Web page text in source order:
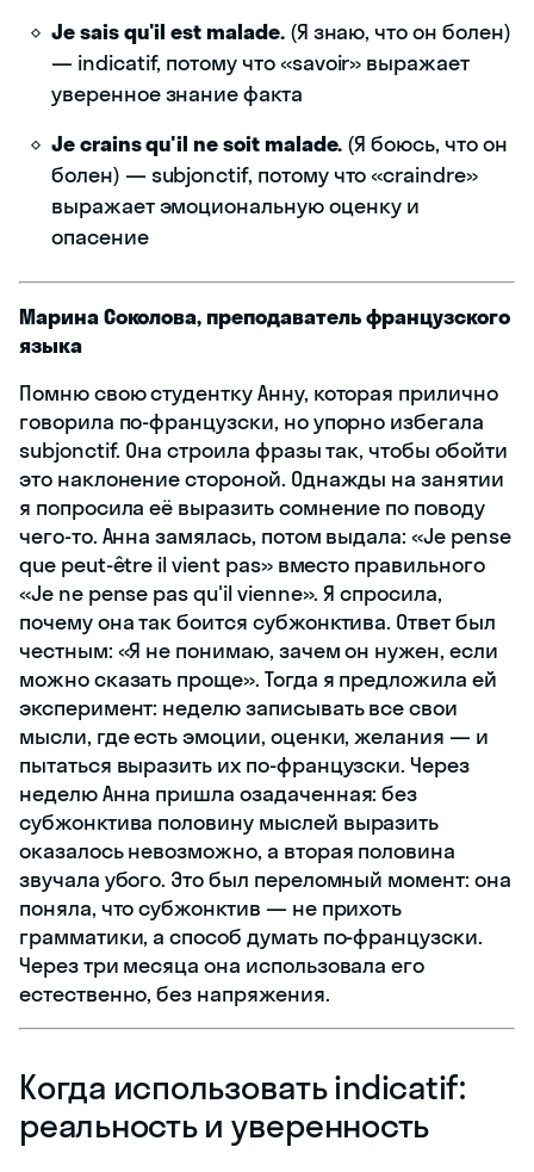
Je sais qu'il est malade.(Я знаю, что он болен)
— indicatif, потому что «savoir» выражает
уверенное знание факта
Je crains qu'il ne soit malade. (Я боюсь, что он
болен) — subjonctif, потому что «craindre»
выражает эмоциональную оценку и
опасение
Марина Соколова, преподаватель французского
языка
Помню свою студентку Анну, которая прилично
говорила по-французски, но упорно избегала
subjonctif. Она строила фразы так, чтобы обойти
это наклонение стороной. Однажды на занятии
я попросила её выразить сомнение по поводу
чего-то. Анна замялась, потом выдала: «Je pense
que peut-être il vient pas» вместо правильного
«Je ne pense pas qu'il vienne». Я спросила,
почему она так боится субжонктива. Ответ был
честным: «Я не понимаю, зачем он нужен, если
можно сказать проще». Тогда я предложила ей
эксперимент: неделю записывать все свои
мысли, где есть эмоции, оценки, желания — и
пытаться выразить их по-французски. Через
неделю Анна пришла озадаченная: без
субжонктива половину мыслей выразить
оказалось невозможно, а вторая половина
звучала убого. Это был переломный момент: она
поняла, что субжонктив — не прихоть
грамматики, а способ думать по-французски.
Через три месяца она использовала его
естественно, без напряжения.
Когда использовать indicatif:
реальность и уверенность